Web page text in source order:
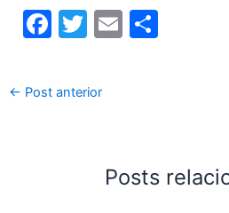
F
c
e
T
itt
er
E
← Post anterior
Posts